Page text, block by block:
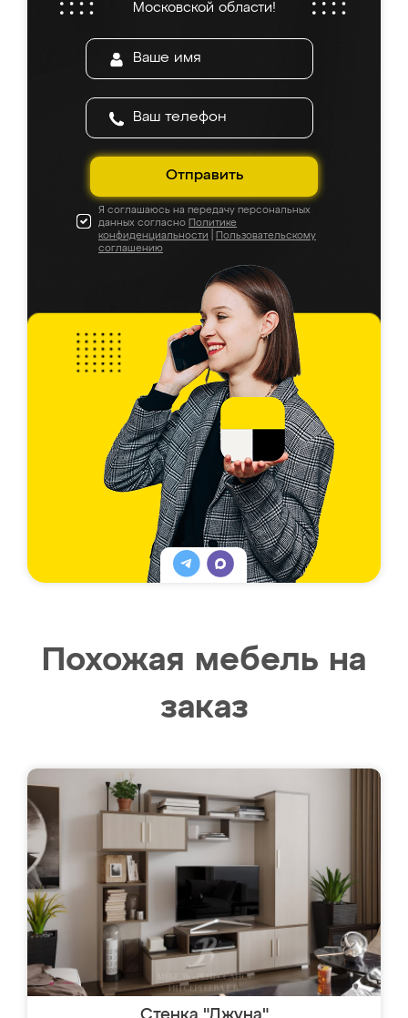
Московской области!
Отправить
Я соглашаюсь на передачу персональных
данных согласно Политике
конфиденциальности
Пользовательскому
соглашению
Похожая мебель на
заказ